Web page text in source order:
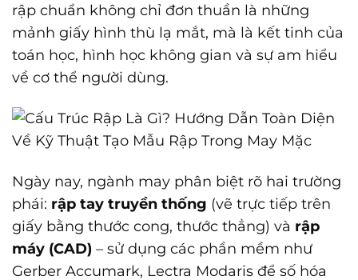
rập chuẩn không chỉ đơn thuần là những
mảnh giấy hình thù lạ mắt, mà là kết tinh của
toán học, hình học không gian và sự am hiểu
về cơ thể người dùng.
Ngày nay, ngành may phân biệt rõ hai trường
phái: rập tay truyền thống (vẽ trực tiếp trên
giấy bằng thước cong, thước thẳng) và rập
máy (CAD) – sử dụng các phần mềm như
Gerber Accumark, Lectra Modaris để số hóa